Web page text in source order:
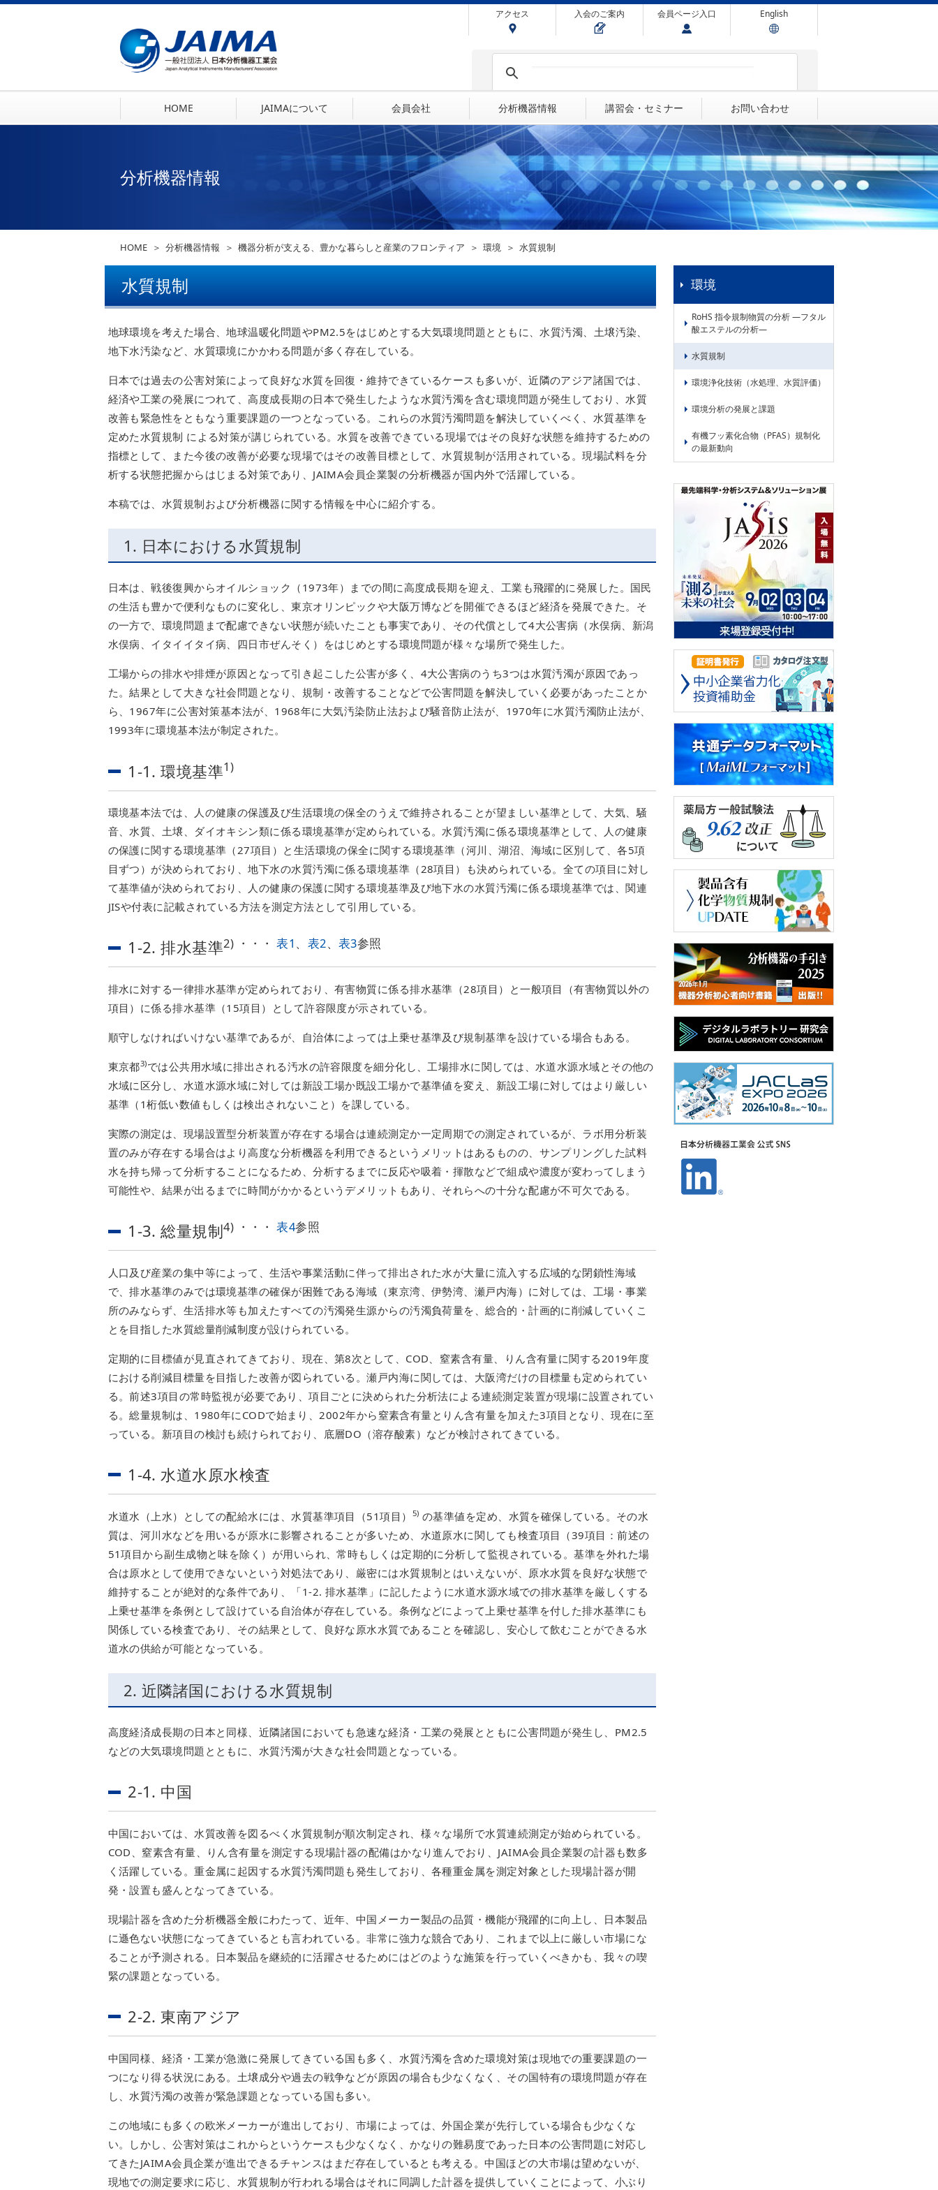
アクセス 入会のご案内 会員ページ入口 English
HOME JAIMAについて 会員会社 分析機器情報 講習会・セミナー お問い合わせ
分析機器情報
HOME 分析機器情報 機器分析が支える、豊かな暮らしと産業のフロンティア 環境 水質規制
水質規制
地球環境を考えた場合、地球温暖化問題やPM2.5をはじめとする大気環境問題とともに、水質汚濁、土壌汚染、
地下水汚染など、水質環境にかかわる問題が多く存在している。
日本では過去の公害対策によって良好な水質を回復・維持できているケースも多いが、近隣のアジア諸国では、
経済や工業の発展につれて、高度成長期の日本で発生したような水質汚濁を含む環境問題が発生しており、水質
改善も緊急性をともなう重要課題の一つとなっている。これらの水質汚濁問題を解決していくべく、水質基準を
定めた水質規制 による対策が講じられている。水質を改善できている現場ではその良好な状態を維持するための
指標として、また今後の改善が必要な現場ではその改善目標として、水質規制が活用されている。現場試料を分
析する状態把握からはじまる対策であり、JAIMA会員企業製の分析機器が国内外で活躍している。
本稿では、水質規制および分析機器に関する情報を中心に紹介する。
1. 日本における水質規制
日本は、戦後復興からオイルショック（1973年）までの間に高度成長期を迎え、工業も飛躍的に発展した。国民
の生活も豊かで便利なものに変化し、東京オリンピックや大阪万博などを開催できるほど経済を発展できた。そ
の一方で、環境問題まで配慮できない状態が続いたことも事実であり、その代償として4大公害病（水俣病、新潟
水俣病、イタイイタイ病、四日市ぜんそく）をはじめとする環境問題が様々な場所で発生した。
工場からの排水や排煙が原因となって引き起こした公害が多く、4大公害病のうち3つは水質汚濁が原因であっ
た。結果として大きな社会問題となり、規制・改善することなどで公害問題を解決していく必要があったことか
ら、1967年に公害対策基本法が、1968年に大気汚染防止法および騒音防止法が、1970年に水質汚濁防止法が、
1993年に環境基本法が制定された。
1-1. 環境基準1)
環境基本法では、人の健康の保護及び生活環境の保全のうえで維持されることが望ましい基準として、大気、騒
音、水質、土壌、ダイオキシン類に係る環境基準が定められている。水質汚濁に係る環境基準として、人の健康
の保護に関する環境基準（27項目）と生活環境の保全に関する環境基準（河川、湖沼、海域に区別して、各5項
目ずつ）が決められており、地下水の水質汚濁に係る環境基準（28項目）も決められている。全ての項目に対し
て基準値が決められており、人の健康の保護に関する環境基準及び地下水の水質汚濁に係る環境基準では、関連
JISや付表に記載されている方法を測定方法として引用している。
1-2. 排水基準2) ・・・表1 、 表2、表3参照
排水に対する一律排水基準が定められており、有害物質に係る排水基準（28項目）と一般項目（有害物質以外の
項目）に係る排水基準（15項目）として許容限度が示されている。
順守しなければいけない基準であるが、自治体によっては上乗せ基準及び規制基準を設けている場合もある。
東京都3)では公共用水域に排出される汚水の許容限度を細分化し、工場排水に関しては、水道水源水域とその他の
水域に区分し、水道水源水域に対しては新設工場か既設工場かで基準値を変え、新設工場に対してはより厳しい
基準（1桁低い数値もしくは検出されないこと）を課している。
実際の測定は、現場設置型分析装置が存在する場合は連続測定か一定周期での測定されているが、ラボ用分析装
置のみが存在する場合はより高度な分析機器を利用できるというメリットはあるものの、サンプリングした試料
水を持ち帰って分析することになるため、分析するまでに反応や吸着・揮散などで組成や濃度が変わってしまう
可能性や、結果が出るまでに時間がかかるというデメリットもあり、それらへの十分な配慮が不可欠である。
1-3. 総量規制4) ・・・表4参照
人口及び産業の集中等によって、生活や事業活動に伴って排出された水が大量に流入する広域的な閉鎖性海域
で、排水基準のみでは環境基準の確保が困難である海域（東京湾、伊勢湾、瀬戸内海）に対しては、工場・事業
所のみならず、生活排水等も加えたすべての汚濁発生源からの汚濁負荷量を、総合的・計画的に削減していくこ
とを目指した水質総量削減制度が設けられている。
定期的に目標値が見直されてきており、現在、第8次として、COD、窒素含有量、りん含有量に関する2019年度
における削減目標量を目指した改善が図られている。瀬戸内海に関しては、大阪湾だけの目標量も定められてい
る。前述3項目の常時監視が必要であり、項目ごとに決められた分析法による連続測定装置が現場に設置されてい
る。総量規制は、1980年にCODで始まり、2002年から窒素含有量とりん含有量を加えた3項目となり、現在に至
っている。新項目の検討も続けられており、底層DO（溶存酸素）などが検討されてきている。
1-4. 水道水原水検査
水道水（上水）としての配給水には、水質基準項目（51項目） 5) の基準値を定め、水質を確保している。その水
質は、河川水などを用いるが原水に影響されることが多いため、水道原水に関しても検査項目（39項目：前述の
51項目から副生成物と味を除く）が用いられ、常時もしくは定期的に分析して監視されている。基準を外れた場
合は原水として使用できないという対処法であり、厳密には水質規制とはいえないが、原水水質を良好な状態で
維持することが絶対的な条件であり、「1-2. 排水基準」に記したように水道水源水域での排水基準を厳しくする
上乗せ基準を条例として設けている自治体が存在している。条例などによって上乗せ基準を付した排水基準にも
関係している検査であり、その結果として、良好な原水水質であることを確認し、安心して飲むことができる水
道水の供給が可能となっている。
2. 近隣諸国における水質規制
高度経済成長期の日本と同様、近隣諸国においても急速な経済・工業の発展とともに公害問題が発生し、PM2.5
などの大気環境問題とともに、水質汚濁が大きな社会問題となっている。
2-1. 中国
中国においては、水質改善を図るべく水質規制が順次制定され、様々な場所で水質連続測定が始められている。
COD、窒素含有量、りん含有量を測定する現場計器の配備はかなり進んでおり、JAIMA会員企業製の計器も数多
く活躍している。重金属に起因する水質汚濁問題も発生しており、各種重金属を測定対象とした現場計器が開
発・設置も盛んとなってきている。
現場計器を含めた分析機器全般にわたって、近年、中国メーカー製品の品質・機能が飛躍的に向上し、日本製品
に遜色ない状態になってきているとも言われている。非常に強力な競合であり、これまで以上に厳しい市場にな
ることが予測される。日本製品を継続的に活躍させるためにはどのような施策を行っていくべきかも、我々の喫
緊の課題となっている。
2-2. 東南アジア
中国同様、経済・工業が急激に発展してきている国も多く、水質汚濁を含めた環境対策は現地での重要課題の一
つになり得る状況にある。土壌成分や過去の戦争などが原因の場合も少なくなく、その国特有の環境問題が存在
し、水質汚濁の改善が緊急課題となっている国も多い。
この地域にも多くの欧米メーカーが進出しており、市場によっては、外国企業が先行している場合も少なくな
い。しかし、公害対策はこれからというケースも少なくなく、かなりの難易度であった日本の公害問題に対応し
てきたJAIMA会員企業が進出できるチャンスはまだ存在しているとも考える。中国ほどの大市場は望めないが、
現地での測定要求に応じ、水質規制が行われる場合はそれに同調した計器を提供していくことによって、小ぶり
環境
RoHS 指令規制物質の分析 ―フタル
酸エステルの分析―
水質規制
環境浄化技術（水処理、水質評価）
環境分析の発展と課題
有機フッ素化合物（PFAS）規制化
の最新動向